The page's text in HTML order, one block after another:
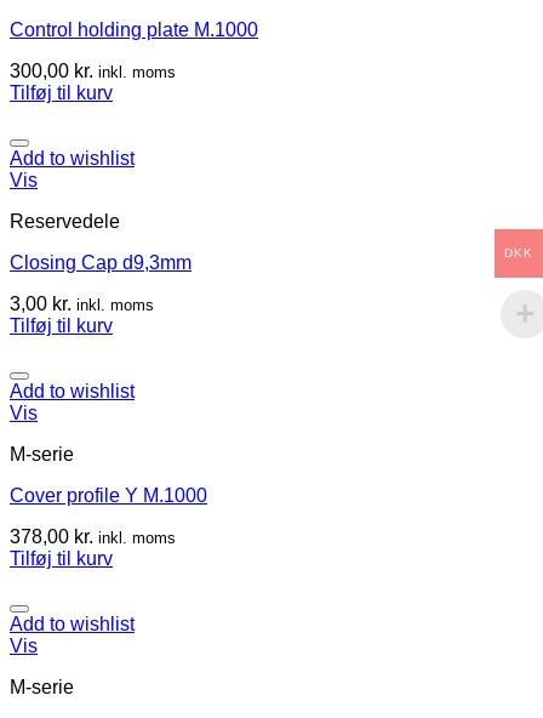
Control holding plate M.1000
300,00 kr. inkl. moms
Tilføj til kurv
Add to wishlist
Vis
Reservedele
Closing Cap d9,3mm
3,00 kr. inkl. moms
Tilføj til kurv
Add to wishlist
Vis
M-serie
Cover profile Y M.1000
378,00 kr. inkl. moms
Tilføj til kurv
Add to wishlist
Vis
M-serie
DKK